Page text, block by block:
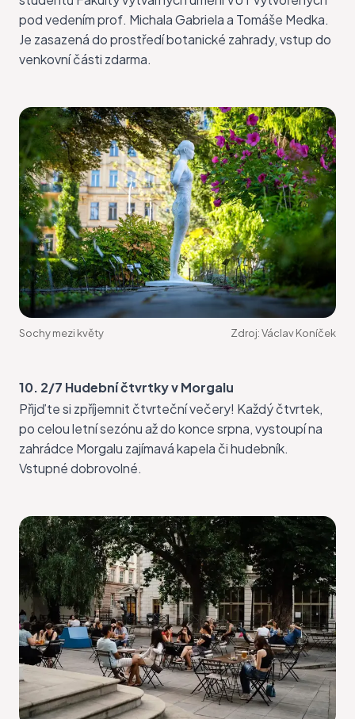
pod vedením prof. Michala Gabriela a Tomáše Medka.
Je zasazená do prostředí botanické zahrady, vstup do
venkovní části zdarma.
Sochy mezi květy Zdroj:Václav Koníček
10. 2/7 Hudební čtvrtky v Morgalu
Přijďte si zpříjemnit čtvrteční večery! Každý čtvrtek,
po celou letní sezónu až do konce srpna, vystoupí na
zahrádce Morgalu zajímavá kapela či hudebník.
Vstupné dobrovolné.